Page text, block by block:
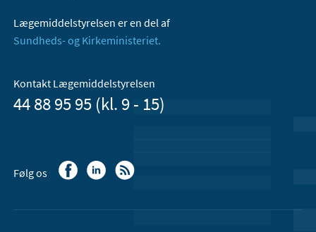
Lægemiddelstyrelsen er en del af
Sundheds- og Kirkeministeriet.
Kontakt Lægemiddelstyrelsen
44 88 95 95 (kl. 9 - 15)
Følg os